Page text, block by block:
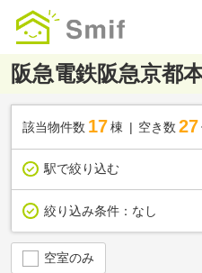
阪急電鉄阪急京都
該当物件数 17棟 空き数 27
駅で絞り込む
絞り込み条件： なし
空室のみ